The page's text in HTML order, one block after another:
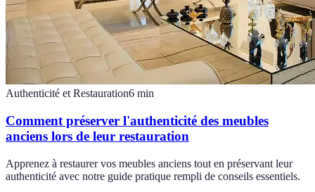
Authenticité et Restauration6 min
Comment préserver l'authenticité des meubles
anciens lors de leur restauration
Apprenez à restaurer vos meubles anciens tout en préservant leur
authenticité avec notre guide pratique rempli de conseils essentiels.